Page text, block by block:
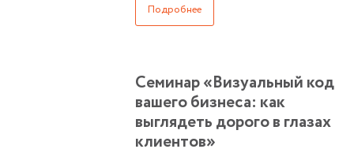
Подробнее
Cеминар «Визуальный код
вашего бизнеса: как
выглядеть дорого в глазах
клиентов»